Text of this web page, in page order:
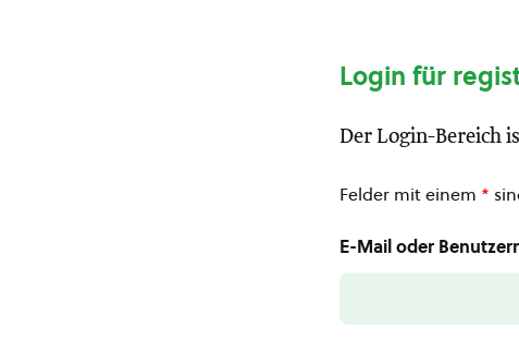
Login für
Der Login-Bereich
Felder mit einem *
E-Mail oder